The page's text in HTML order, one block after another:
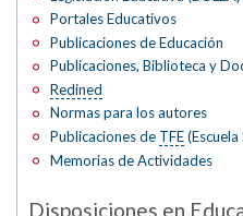
Portales Educativos
Publicaciones de Educación
Publicaciones, Biblioteca y
Redined
Normas para los autores
Publicaciones de TFE
Memorias de Actividades
Disposiciones en